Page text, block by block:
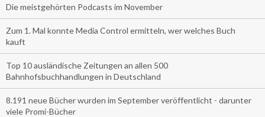
Die meistgehörten Podcasts im November
Zum 1. Mal konnte Media Control ermitteln, wer welches Buch
kauft
Top 10 ausländische Zeitungen an allen 500
Bahnhofsbuchhandlungen in Deutschland
8.191 neue Bücher wurden im September veröffentlicht - darunter
viele Promi-Bücher